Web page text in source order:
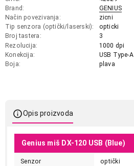
Brand
GENIUS
Način povezivanja
zicni
Tip senzora (optički/laserski)
opticki
Broj tastera
3
Rezolucija
1000 dpi
Konekcija
USB Type-A
Boja
plava
Opis proizvoda
Genius miš DX-120 USB (Blue)
Senzor optički